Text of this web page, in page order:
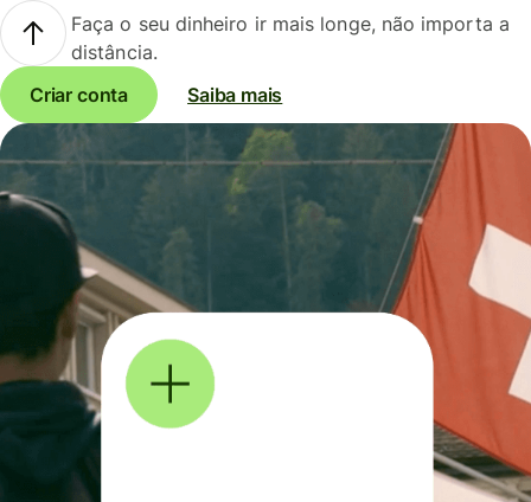
Faça o seu dinheiro ir mais longe, não importa a
distância.
Criar conta
Saiba mais